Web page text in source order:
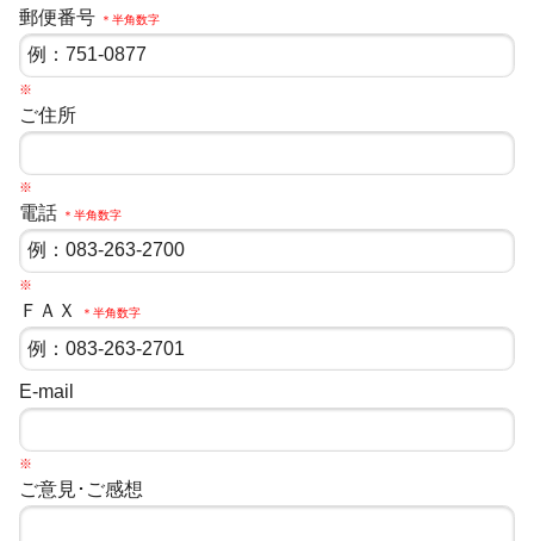
郵便番号 ＊半角数字
※
ご住所
※
電話 ＊半角数字
※
ＦＡＸ ＊半角数字
E-mail
※
ご意見･ご感想